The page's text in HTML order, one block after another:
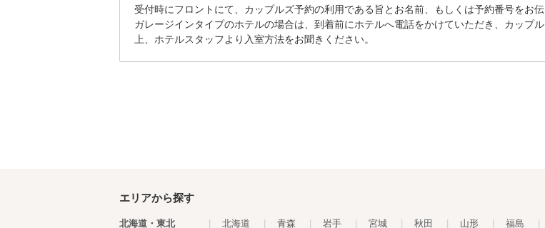
受付時にフロントにて、カップルズ予約の利用である旨とお名前、もしくは予約番号をお伝
ガレージインタイプのホテルの場合は、到着前にホテルへ電話をかけていただき、カップ
上、ホテルスタッフより入室方法をお聞きください。
エリアから探す
北海道・東北 北海道 青森 岩手 宮城 秋田 山形 福島